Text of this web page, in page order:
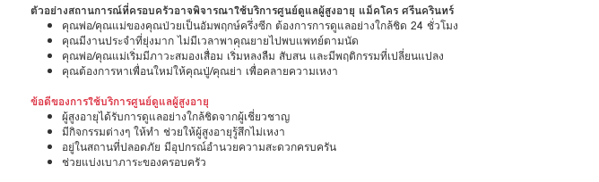
ตัวอย่างสถานการณ์ที่ครอบครัวอาจพิจารณาใช้บริการศูนย์ดูแลผู้สูงอายุ แม็คโคร ศรีนครินทร์
คุณพ่อ/คุณแม่ของคุณป่วยเป็นอัมพฤกษ์ครึ่งซีก ต้องการการดูแลอย่างใกล้ชิด 24 ชั่วโมง
คุณมีงานประจำที่ยุ่งมาก ไม่มีเวลาพาคุณยายไปพบแพทย์ตามนัด
คุณพ่อ/คุณแม่เริ่มมีภาวะสมองเสื่อม เริ่มหลงลืม สับสน และมีพฤติกรรมที่เปลี่ยนแปลง
คุณต้องการหาเพื่อนใหม่ให้คุณปู่/คุณย่า เพื่อคลายความเหงา
ข้อดีของการใช้บริการศูนย์ดูแลผู้สูงอายุ
ผู้สูงอายุได้รับการดูแลอย่างใกล้ชิดจากผู้เชี่ยวชาญ
มีกิจกรรมต่างๆ ให้ทำ ช่วยให้ผู้สูงอายุรู้สึกไม่เหงา
อยู่ในสถานที่ปลอดภัย มีอุปกรณ์อำนวยความสะดวกครบครัน
ช่วยแบ่งเบาภาระของครอบครัว